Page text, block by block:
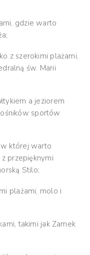
gdzie warto
z szerokimi plażami,
św. Marii
a jeziorem
sportów
której warto
przepięknymi
Stilo;
plażami, molo i
takimi jak Zamek